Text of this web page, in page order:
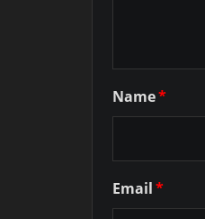
Name*
Email*